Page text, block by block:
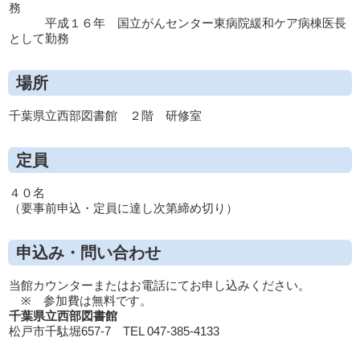
務
平成１６年 国立がんセンター東病院緩和ケア病棟医長
として勤務
場所
千葉県立西部図書館 ２階 研修室
定員
４０名
（要事前申込・定員に達し次第締め切り）
申込み・問い合わせ
当館カウンターまたはお電話にてお申し込みください。
※ 参加費は無料です。
千葉県立西部図書館
松戸市千駄堀657-7 TEL 047-385-4133